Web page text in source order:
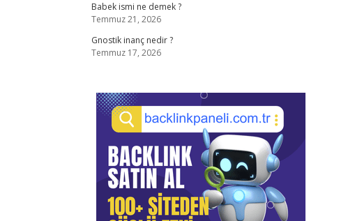
Babek ismi ne demek ?
Temmuz 21, 2026
Gnostik inanç nedir ?
Temmuz 17, 2026